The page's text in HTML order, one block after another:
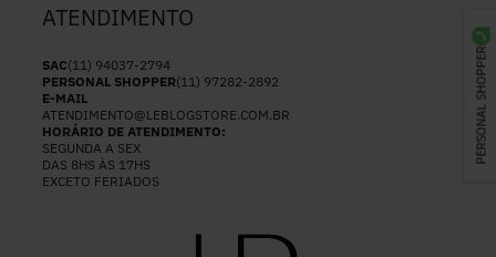
PERSONAL SHOPPER
ATENDIMENTO
SAC(11) 94037-2794
PERSONAL SHOPPER(11) 97282-2892
E-MAIL
ATENDIMENTO@LEBLOGSTORE.COM.BR
HORÁRIO DE ATENDIMENTO:
SEGUNDA A SEX
DAS 8HS ÀS 17HS
EXCETO FERIADOS